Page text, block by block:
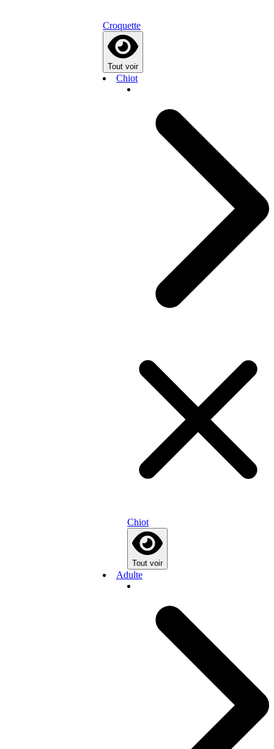
Croquette
Tout voir
Chiot
Chiot
Tout voir
Adulte